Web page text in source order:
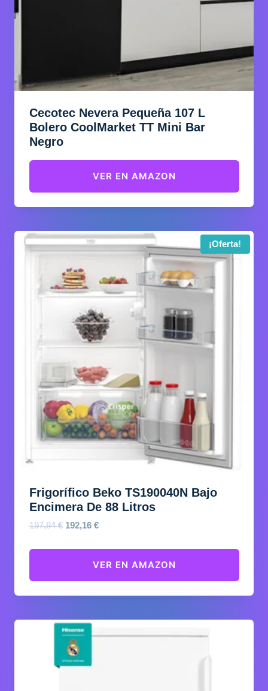
Cecotec Nevera Pequeña 107 L
Bolero CoolMarket TT Mini Bar
Negro
VER EN AMAZON
¡Oferta!
Frigorífico Beko TS190040N Bajo
Encimera De 88 Litros
197,84€ El
197,84 €.
192,16 €El
es:
192,16 €.
VER EN AMAZON